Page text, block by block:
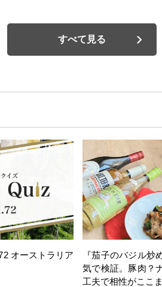
すべて見る
オーストラリア
『茄子のバジル炒
気で検証。豚肉？
工夫で相性がここ